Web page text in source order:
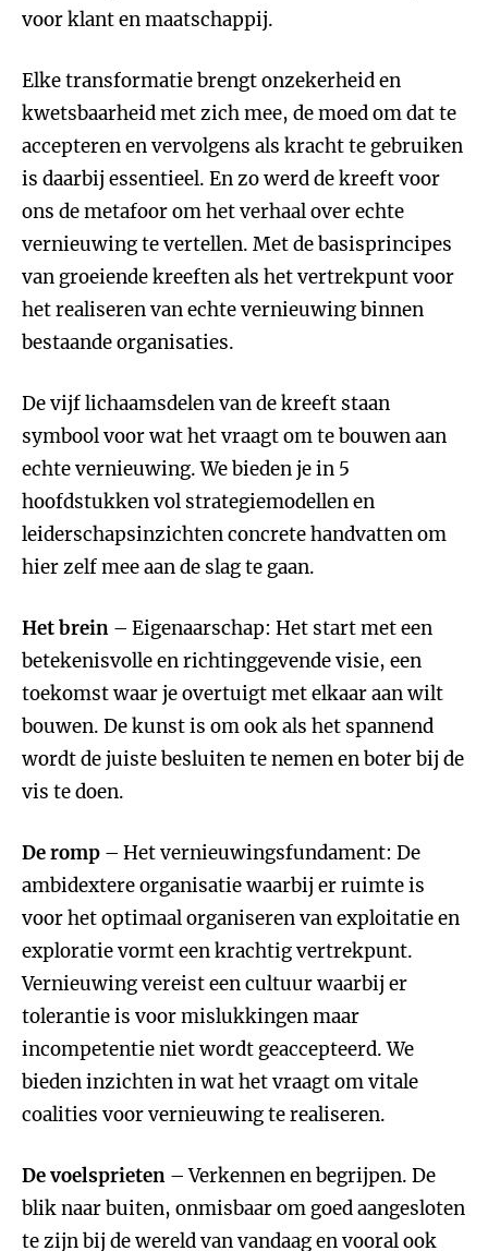
voor klant en maatschappij.
Elke transformatie brengt onzekerheid en
kwetsbaarheid met zich mee, de moed om dat te
accepteren en vervolgens als kracht te gebruiken
is daarbij essentieel. En zo werd de kreeft voor
ons de metafoor om het verhaal over echte
vernieuwing te vertellen. Met de basisprincipes
van groeiende kreeften als het vertrekpunt voor
het realiseren van echte vernieuwing binnen
bestaande organisaties.
De vijf lichaamsdelen van de kreeft staan
symbool voor wat het vraagt om te bouwen aan
echte vernieuwing. We bieden je in 5
hoofdstukken vol strategiemodellen en
leiderschapsinzichten concrete handvatten om
hier zelf mee aan de slag te gaan.
Het brein – Eigenaarschap: Het start met een
betekenisvolle en richtinggevende visie, een
toekomst waar je overtuigt met elkaar aan wilt
bouwen. De kunst is om ook als het spannend
wordt de juiste besluiten te nemen en boter bij de
vis te doen.
De romp – Het vernieuwingsfundament: De
ambidextere organisatie waarbij er ruimte is
voor het optimaal organiseren van exploitatie en
exploratie vormt een krachtig vertrekpunt.
Vernieuwing vereist een cultuur waarbij er
tolerantie is voor mislukkingen maar
incompetentie niet wordt geaccepteerd. We
bieden inzichten in wat het vraagt om vitale
coalities voor vernieuwing te realiseren.
De voelsprieten – Verkennen en begrijpen. De
blik naar buiten, onmisbaar om goed aangesloten
te zijn bij de wereld van vandaag en vooral ook